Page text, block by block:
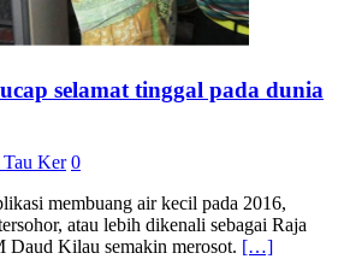
selamat tinggal pada dunia
Ker 0
membuang air kecil pada 2016,
atau lebih dikenali sebagai Raja
Kilau semakin merosot. […]